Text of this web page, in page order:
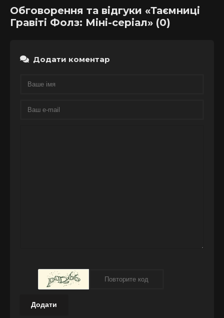
Обговорення та відгуки «Таємниці
Гравіті Фолз: Міні-серіал» (0)
Додати коментар
Додати